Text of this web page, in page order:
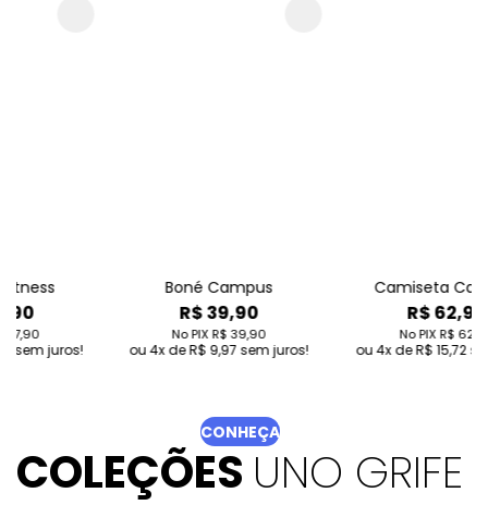
Boné Campus
R$ 39,90
4 R$ 9,97sem juros!
R$ 39,90
Camiseta Campus
R$ 62,90
4 R$ 15,72sem juros!
R$ 62,90
CONHEÇA
COLEÇÕES UNO GRIFE